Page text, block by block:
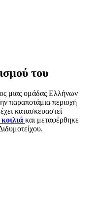
του
μιας ομάδας Ελλήνων
παραποτάμια περιοχή
κατασκευαστεί
και μεταφέρθηκε